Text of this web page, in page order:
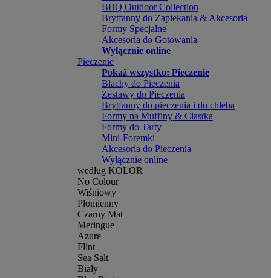
BBQ Outdoor Collection
Brytfanny do Zapiekania & Akcesoria
Formy Specjalne
Akcesoria do Gotowania
Wyłącznie online
Pieczenie
Pokaż wszystko: Pieczenie
Blachy do Pieczenia
Zestawy do Pieczenia
Brytfanny do pieczenia i do chleba
Formy na Muffiny & Ciastka
Formy do Tarty
Mini-Foremki
Akcesoria do Pieczenia
Wyłącznie online
według KOLOR
No Colour
Wiśniowy
Płomienny
Czarny Mat
Meringue
Azure
Flint
Sea Salt
Biały